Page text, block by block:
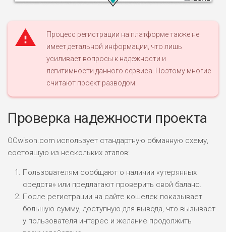
НАЗВАНИЕ
ВСЕМ
0
РИСКИ: НИЗКИЕ
ДОХОД: ВЫСОКИЙ
БЮДЖЕТ: ВЫСОКИЙ
ЛЮБИТЕЛЯ
М СТАВОК
РИСКИ: СРЕДНИЕ
ОБЗОР
Процесс регистрации на платформе также не
имеет детальной информации, что лишь
усиливает вопросы к надежности и
легитимности данного сервиса. Поэтому многие
считают проект разводом.
Проверка надежности проекта
OCwison.com использует стандартную обманную схему,
состоящую из нескольких этапов:
Пользователям сообщают о наличии «утерянных
средств» или предлагают проверить свой баланс.
После регистрации на сайте кошелек показывает
большую сумму, доступную для вывода, что вызывает
у пользователя интерес и желание продолжить